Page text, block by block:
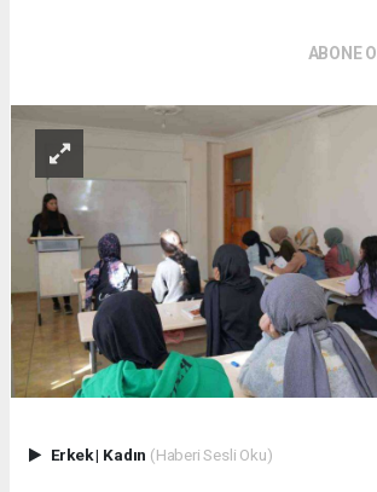
ABONE
Erkek| Kadın (Haberi Sesli Oku)